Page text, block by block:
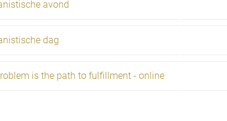
avond
dag
is the path to fulfillment - online